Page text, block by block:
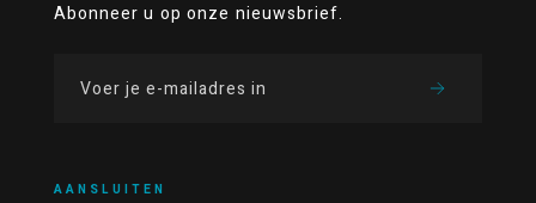
Abonneer u op onze nieuwsbrief.
AANSLUITEN